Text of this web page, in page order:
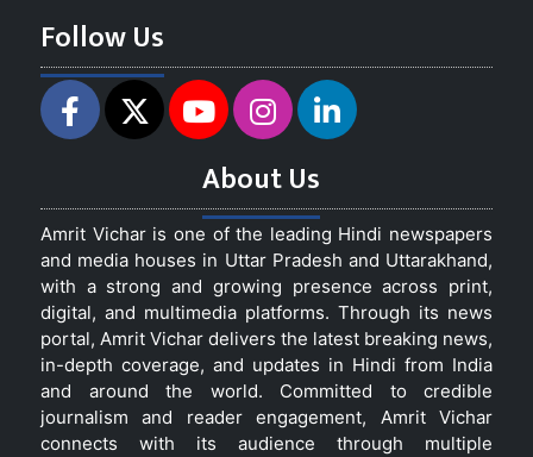
Follow Us
About Us
Amrit Vichar is one of the leading Hindi newspapers
and media houses in Uttar Pradesh and Uttarakhand,
with a strong and growing presence across print,
digital, and multimedia platforms. Through its news
portal, Amrit Vichar delivers the latest breaking news,
in-depth coverage, and updates in Hindi from India
and around the world. Committed to credible
journalism and reader engagement, Amrit Vichar
connects with its audience through multiple